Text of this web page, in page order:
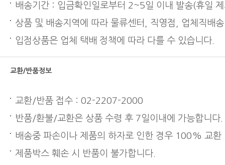
배송기간 : 입금확인일로부터 2~5일 이내 발송(휴일
상품 및 배송지역에 따라 물류센터, 직영점, 업체직배
입점상품은 업체 택배 정책에 따라 다를 수 있습니다.
교환/반품정보
교환/반품 접수 : 02-2207-2000
반품/환불/교환은 상품 수령 후 7일이내에 가능합니다.
배송중 파손이나 제품의 하자로 인한 경우 100% 교환
제품박스 훼손 시 반품이 불가합니다.